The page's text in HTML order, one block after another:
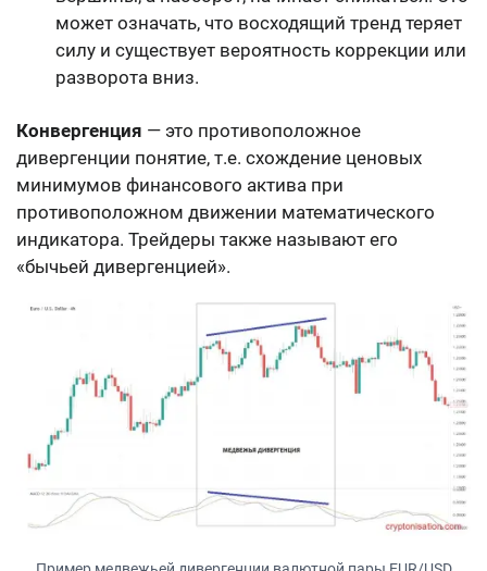
может означать, что восходящий тренд теряет
силу и существует вероятность коррекции или
разворота вниз.
Конвергенция — это противоположное
дивергенции понятие, т.е. схождение ценовых
минимумов финансового актива при
противоположном движении математического
индикатора. Трейдеры также называют его
«бычьей дивергенцией».